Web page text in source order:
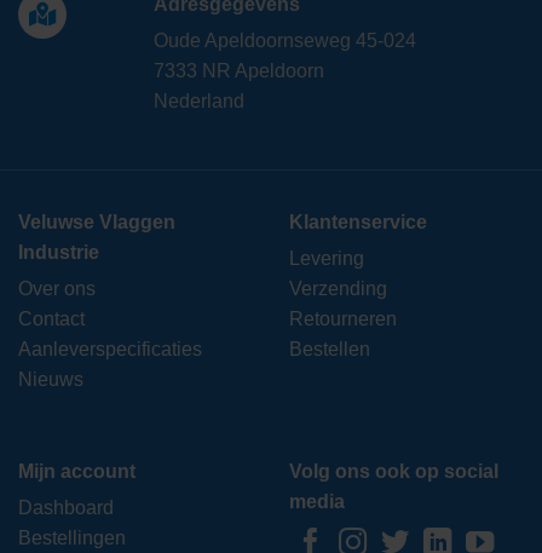
Adresgegevens
Oude Apeldoornseweg 45-024
7333 NR Apeldoorn
Nederland
Veluwse Vlaggen
Industrie
Over ons
Contact
Aanleverspecificaties
Nieuws
Klantenservice
Levering
Verzending
Retourneren
Bestellen
Mijn account
Dashboard
Bestellingen
Volg ons ook op social
media